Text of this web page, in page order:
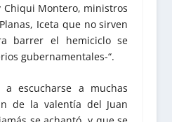
Chiqui Montero, ministros
Iceta que no sirven
barrer el hemiciclo se
gubernamentales-“.
a muchas
de la valentía del Juan